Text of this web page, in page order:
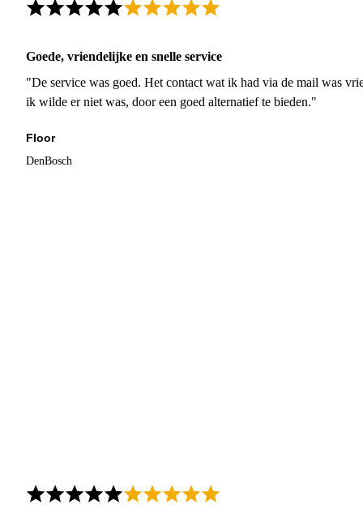
Goede, vriendelijke en snelle service
"De service was goed. Het contact wat ik had via de mail was
ik wilde er niet was, door een goed alternatief te bieden."
Floor
DenBosch